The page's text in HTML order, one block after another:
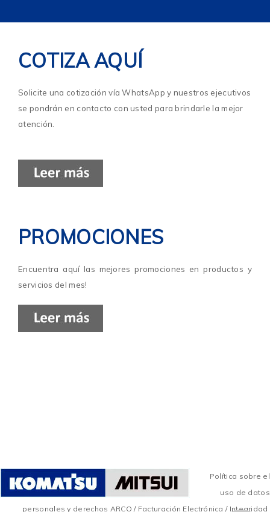
COTIZA AQUÍ
Solicite una cotización vía WhatsApp y nuestros ejecutivos
se pondrán en contacto con usted para brindarle la mejor
atención.
PROMOCIONES
Encuentra aquí las mejores promociones en productos y
servicios del mes!
Política sobre el
uso de datos
personales y derechos ARCO/ Facturación Electrónica / Integridad